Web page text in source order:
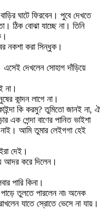
ঘাটে ফিরবেন। পুবে দেখতে
ঠিক বোঝা যাচ্ছে না। তিনি
নকশা করা সিন্ধুক।
এসেই দেখলেন সোহাগ দাঁড়িয়ে
না।
কান্দন লাগে না।
কি করমু? তুমিতো জানই না, ঐ
এক গেন্দা বাণের পানিত ভাইশা
নাই। আমি তুমার লেইগগা হেই
দেই।
আদর করে দিলেন।
পারি কিনা।
তুলতে পারলেন না৷ অনেক
যাতে স্রোতে ভেসে না যায়।